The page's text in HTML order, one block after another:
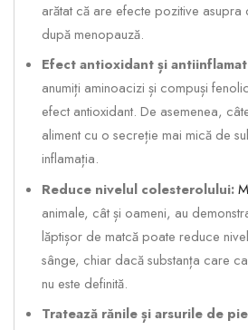
arătat că are efecte pozitive asupra
după menopauză.
Efect antioxidant și
anumiți aminoacizi și compuși
efect antioxidant. De asemenea,
aliment cu o secreție mai mică de
inflamația.
Reduce nivelul colesterolului:
animale, cât și oameni, au
lăptișor de matcă poate reduce
sânge, chiar dacă substanța care
nu este definită.
Tratează rănile și arsurile de